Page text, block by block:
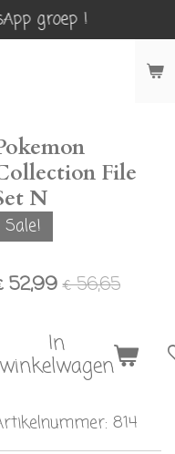
groep !
File
N
Sale!
52,99 € 56,65
In
winkelwagen
814